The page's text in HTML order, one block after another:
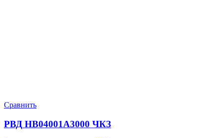
Сравнить
РВД HB04001A3000 ЧКЗ